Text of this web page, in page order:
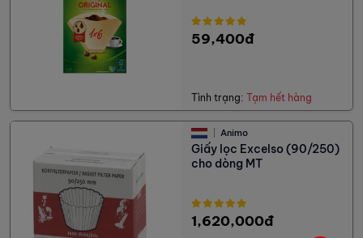
59,400đ
Tình trạng: Tạm hết hàng
Animo
Giấy lọc Excelso (90/250)
cho dòng MT
1,620,000đ